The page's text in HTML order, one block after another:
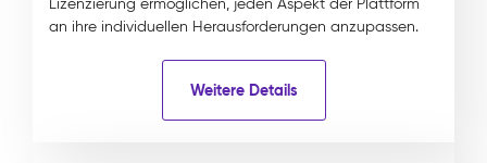
Lizenzierung ermöglichen, jeden Aspekt der Plattform
an ihre individuellen Herausforderungen anzupassen.
Weitere Details